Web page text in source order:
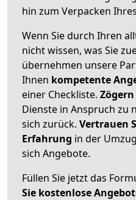
hin zum Verpacken
Wenn Sie durch Ihren
nicht wissen, was Sie
übernehmen unsere
Ihnen kompetente
einer Checkliste.
Dienste in Anspruch zu
sich zurück. Vertrauen
Erfahrung in der
sich Angebote.
Füllen Sie jetzt das
Sie kostenlose